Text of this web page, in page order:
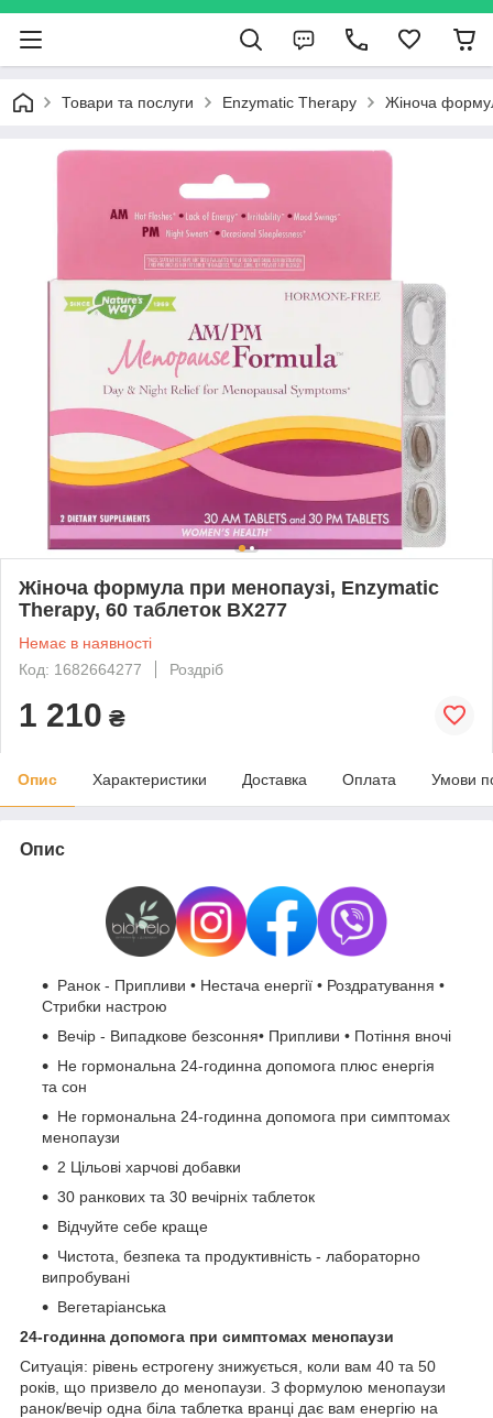
Товари та послуги Enzymatic Therapy Жіноча
Жіноча формула при менопаузі, Enzymatic
Therapy, 60 таблеток BX277
Немає в наявності
Код: 1682664277
Роздріб
1 210 ₴
Опис Характеристики Доставка Оплата Умови
Опис
Ранок - Припливи • Нестача енергії • Роздратування •
Стрибки настрою
Вечір - Випадкове безсоння• Припливи • Потіння вночі
Не гормональна 24-годинна допомога плюс енергія
та сон
Не гормональна 24-годинна допомога при симптомах
менопаузи
2 Цільові харчові добавки
30 ранкових та 30 вечірніх таблеток
Відчуйте себе краще
Чистота, безпека та продуктивність - лабораторно
випробувані
Вегетаріанська
24-годинна допомога при симптомах менопаузи
Ситуація: рівень естрогену знижується, коли вам 40 та 50
років, що призвело до менопаузи. З формулою менопаузи
ранок/вечір одна біла таблетка вранці дає вам енергію на